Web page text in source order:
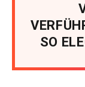
SO